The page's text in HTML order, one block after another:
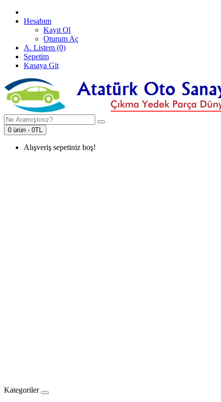
Hesabım
Kayıt Ol
Oturum Aç
A. Listem (0)
Sepetim
Kasaya Git
0 ürün - 0TL
Alışveriş sepetiniz boş!
Kategoriler